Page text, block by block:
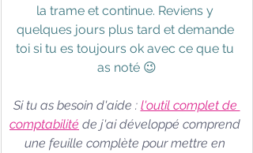
la trame et continue. Reviens y
quelques jours plus tard et demande
toi si tu es toujours ok avec ce que tu
as noté 😉
Si tu as besoin d'aide : l'outil complet de
comptabilité de j'ai développé comprend
une feuille complète pour mettre en